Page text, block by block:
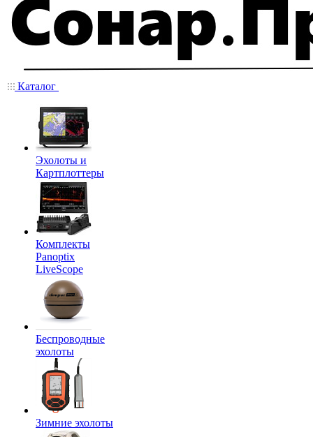
Каталог
Эхолоты и
Картплоттеры
Комплекты
Panoptix
LiveScope
Беспроводные
эхолоты
Зимние эхолоты